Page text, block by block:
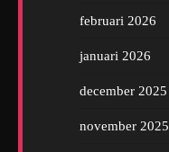
februari 2026
januari 2026
december 2025
november 2025